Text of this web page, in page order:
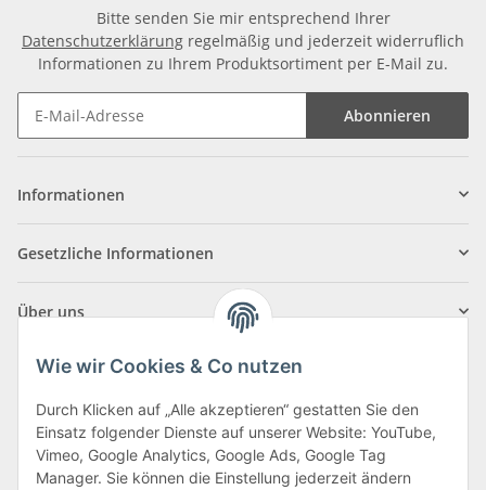
Bitte senden Sie mir entsprechend Ihrer
Datenschutzerklärung regelmäßig und jederzeit widerruflich
Informationen zu Ihrem Produktsortiment per E-Mail zu.
Abonnieren
Informationen
Gesetzliche Informationen
Über uns
Klagenfurter Straße 29
9556 Liebenfels
Wie wir Cookies & Co nutzen
Durch Klicken auf „Alle akzeptieren“ gestatten Sie den
Einsatz folgender Dienste auf unserer Website: YouTube,
Vimeo, Google Analytics, Google Ads, Google Tag
Manager. Sie können die Einstellung jederzeit ändern